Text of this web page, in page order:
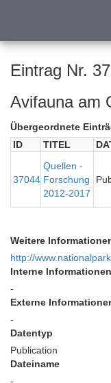
Eintrag Nr.
Avifauna am
Übergeordnete
ID
TITEL
37044
Quellen -
Forschung
2012-2017
Weitere
http://
Interne Informationen
-
Externe
-
Datentyp
Publication
Dateiname